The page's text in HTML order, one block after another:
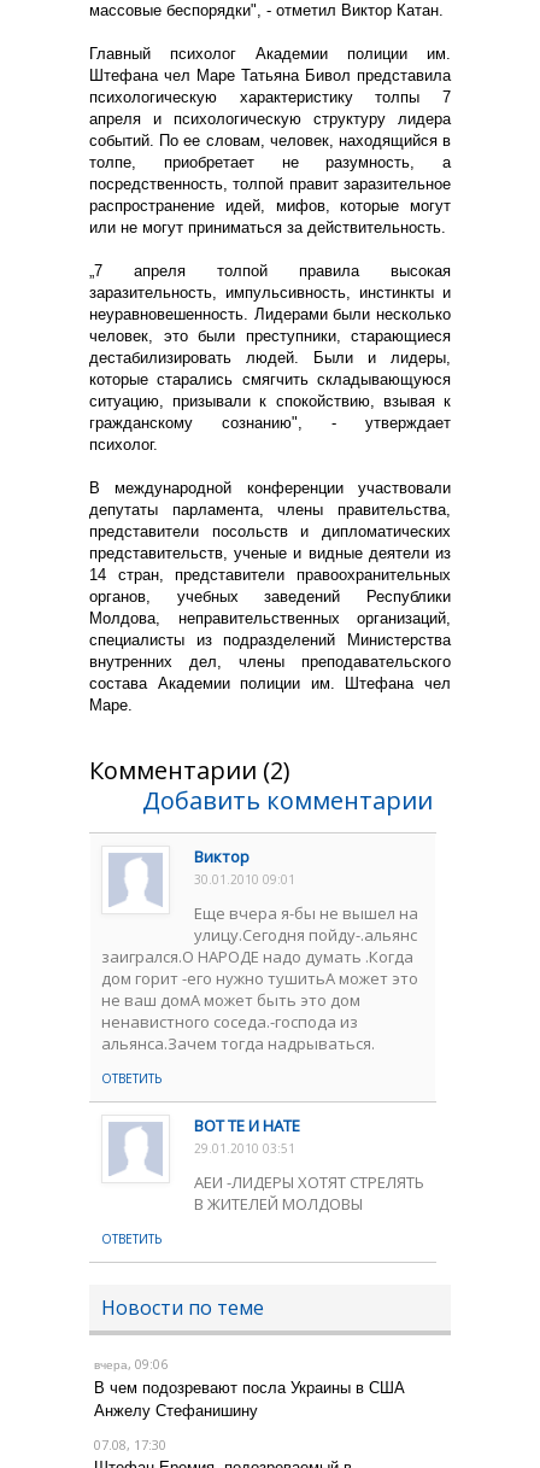
массовые беспорядки", - отметил Виктор Катан.
Главный психолог Академии полиции им.
Штефана чел Маре Татьяна Бивол представила
психологическую характеристику толпы 7
апреля и психологическую структуру лидера
событий. По ее словам, человек, находящийся в
толпе, приобретает не разумность, а
посредственность, толпой правит заразительное
распространение идей, мифов, которые могут
или не могут приниматься за действительность.
„7 апреля толпой правила высокая
заразительность, импульсивность, инстинкты и
неуравновешенность. Лидерами были несколько
человек, это были преступники, старающиеся
дестабилизировать людей. Были и лидеры,
которые старались смягчить складывающуюся
ситуацию, призывали к спокойствию, взывая к
гражданскому сознанию", - утверждает
психолог.
В международной конференции участвовали
депутаты парламента, члены правительства,
представители посольств и дипломатических
представительств, ученые и видные деятели из
14 стран, представители правоохранительных
органов, учебных заведений Республики
Молдова, неправительственных организаций,
специалисты из подразделений Министерства
внутренних дел, члены преподавательского
состава Академии полиции им. Штефана чел
Маре.
Комментарии (2)
Добавить комментарии
Виктор
30.01.2010 09:01
Еще вчера я-бы не вышел на
улицу.Сегодня пойду-.альянс
заигрался.О НАРОДЕ надо думать .Когда
дом горит -его нужно тушитьА может это
не ваш домА может быть это дом
ненавистного соседа.-господа из
альянса.Зачем тогда надрываться.
ОТВЕТИТЬ
ВОТ ТЕ И НАТЕ
29.01.2010 03:51
АЕИ -ЛИДЕРЫ ХОТЯТ СТРЕЛЯТЬ
В ЖИТЕЛЕЙ МОЛДОВЫ
ОТВЕТИТЬ
Новости по теме
вчера, 09:06
В чем подозревают посла Украины в США
Анжелу Стефанишину
07.08, 17:30